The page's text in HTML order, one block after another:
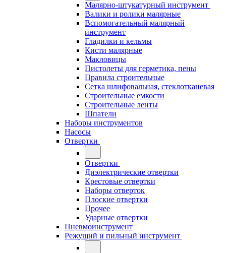
Малярно-штукатурный инструмент
Валики и ролики малярные
Вспомогательный малярный
инструмент
Гладилки и кельмы
Кисти малярные
Макловицы
Пистолеты для герметика, пены
Правила строительные
Сетка шлифовальная, стеклотканевая
Строительные емкости
Строительные ленты
Шпатели
Наборы инструментов
Насосы
Отвертки
Отвертки
Диэлектрические отвертки
Крестовые отвертки
Наборы отверток
Плоские отвертки
Прочее
Ударные отвертки
Пневмоинструмент
Режущий и пильный инструмент